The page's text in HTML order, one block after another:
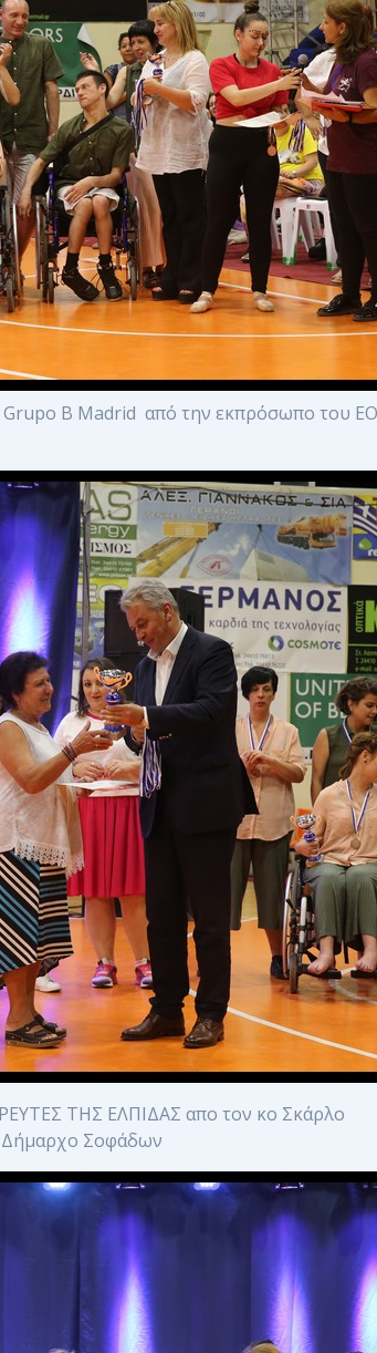
Grupo B Madrid από την εκπρόσωπο του
ΤΗΣ ΕΛΠΙΔΑΣ απο τον κο Σκάρλο
Δήμαρχο Σοφάδων